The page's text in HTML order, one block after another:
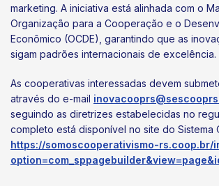
marketing. A iniciativa está alinhada com o
Organização para a Cooperação e o
Econômico (OCDE), garantindo que as
sigam padrões internacionais de excelência.
As cooperativas interessadas devem
através do e-mail
seguindo as diretrizes estabelecidas no
completo está disponível no site do Sistema
https://somoscooperativismo-rs.coop.br/